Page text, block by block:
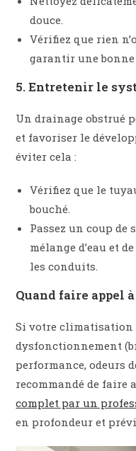
douce.
Vérifiez que rien
garantir une
5. Entretenir le
Un drainage obstrué
et favoriser le
éviter cela :
Vérifiez que le
bouché.
Passez un coup
mélange d’eau et
les conduits.
Quand faire appel
Si votre climatisation
dysfonctionnement
performance, odeurs
recommandé de faire
complet par un
en profondeur et